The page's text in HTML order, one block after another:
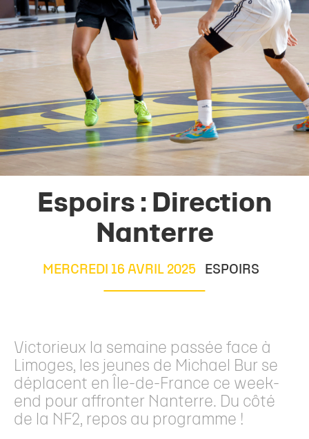
Espoirs : Direction
Nanterre
MERCREDI 16 AVRIL 2025 ESPOIRS
Victorieux la semaine passée face à
Limoges, les jeunes de Michael Bur se
déplacent en Île-de-France ce week-
end pour affronter Nanterre. Du côté
de la NF2, repos au programme !